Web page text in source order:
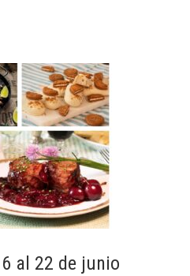
al 22 de junio